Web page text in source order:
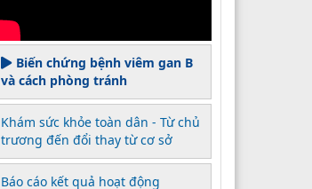
Biến chứng bệnh viêm gan B
và cách phòng tránh
Khám sức khỏe toàn dân - Từ chủ
trương đến đổi thay từ cơ sở
Báo cáo kết quả hoạt động